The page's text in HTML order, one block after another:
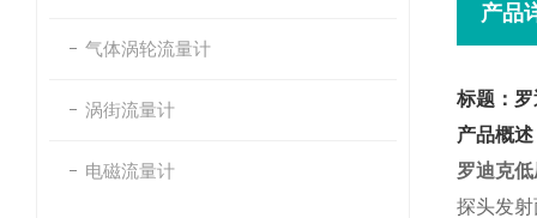
气体涡轮流量计
涡街流量计
电磁流量计
产品
标题：
产品概述
罗迪克
探头发